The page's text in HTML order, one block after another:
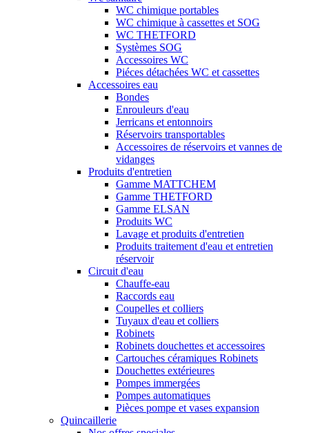
WC chimique portables
WC chimique à cassettes et SOG
WC THETFORD
Systèmes SOG
Accessoires WC
Piéces détachées WC et cassettes
Accessoires eau
Bondes
Enrouleurs d'eau
Jerricans et entonnoirs
Réservoirs transportables
Accessoires de réservoirs et vannes de
vidanges
Produits d'entretien
Gamme MATTCHEM
Gamme THETFORD
Gamme ELSAN
Produits WC
Lavage et produits d'entretien
Produits traitement d'eau et entretien
réservoir
Circuit d'eau
Chauffe-eau
Raccords eau
Coupelles et colliers
Tuyaux d'eau et colliers
Robinets
Robinets douchettes et accessoires
Cartouches céramiques Robinets
Douchettes extérieures
Pompes immergées
Pompes automatiques
Pièces pompe et vases expansion
Quincaillerie